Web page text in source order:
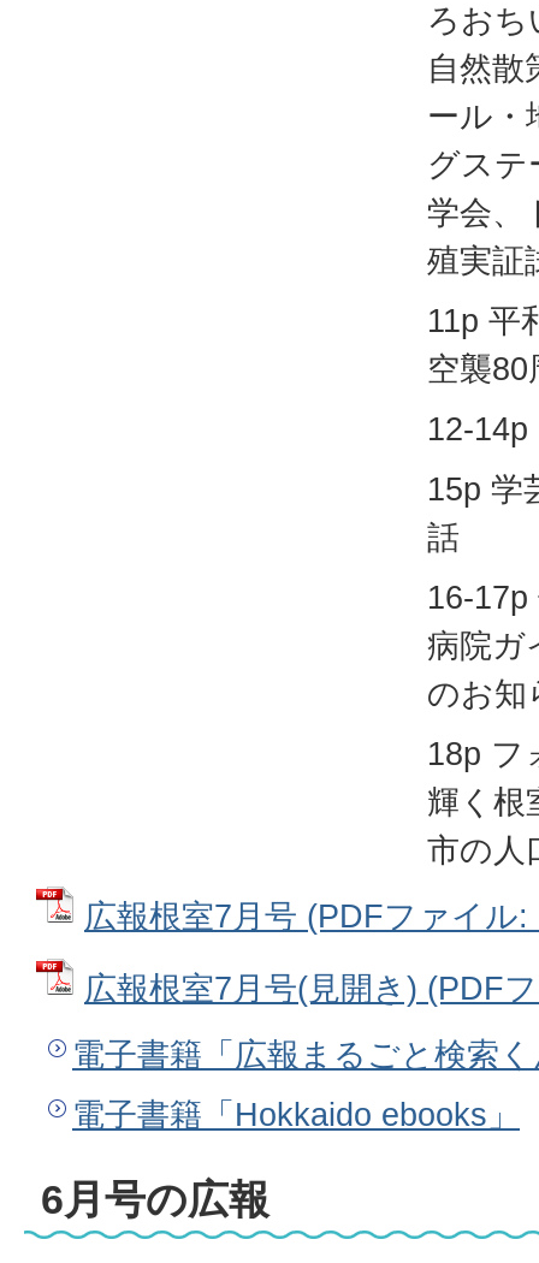
ろおち
自然散
ール・
グステ
学会、
殖実証
11p 平
空襲80
12-
15p 学
話
16-
病院ガ
のお知
18p フ
輝く根
市の人
広報根室7月号 (PDFファイル:
広報根室7月号(見開き) (PDF
電子書籍「広報まるごと検索
電子書籍「Hokkaido ebooks」
6月号の広報